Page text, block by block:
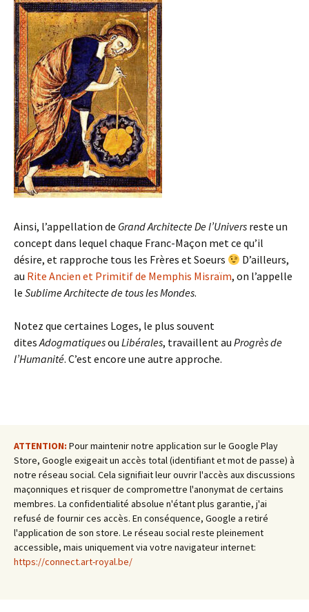
Ainsi, l’appellation de Grand Architecte De l’Univers reste un
concept dans lequel chaque Franc-Maçon met ce qu’il
désire, et rapproche tous les Frères et Soeurs
D’ailleurs,
au Rite Ancien et Primitif de Memphis Misraïm, on l’appelle
le Sublime Architecte de tous les Mondes.
Notez que certaines Loges, le plus souvent
ditesAdogmatiquesou Libérales, travaillent au Progrès de
l’Humanité. C’est encore une autre approche.
ATTENTION: Pour maintenir notre application sur le Google Play
Store, Google exigeait un accès total (identifiant et mot de passe) à
notre réseau social. Cela signifiait leur ouvrir l'accès aux discussions
maçonniques et risquer de compromettre l'anonymat de certains
membres. La confidentialité absolue n'étant plus garantie, j'ai
refusé de fournir ces accès. En conséquence, Google a retiré
l'application de son store. Le réseau social reste pleinement
accessible, mais uniquement via votre navigateur internet:
https://connect.art-royal.be/